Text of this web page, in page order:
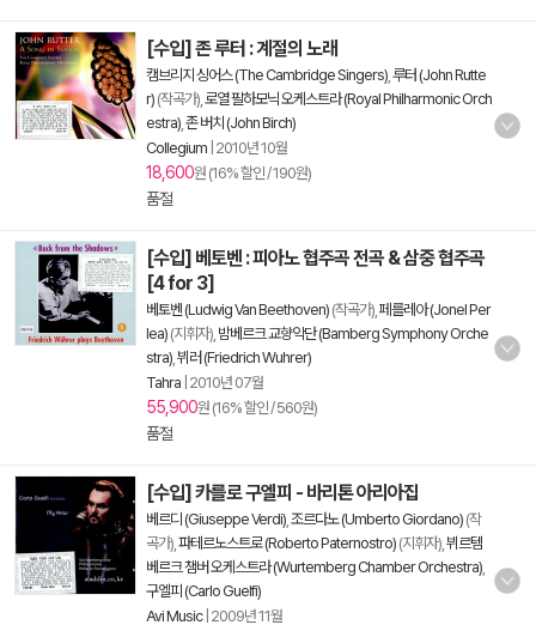
[수입] 존 루터 : 계절의 노래
캠브리지 싱어스 (The Cambridge Singers) 루터 (John Rutte
r) (작곡가), 로열 필하모닉 오케스트라 (Royal Philharmonic Orch
estra) 존 버치 (John Birch)
Collegium 2010년 10월
18,600원 (16% 할인 / 190원)
품절
[수입] 베토벤 : 피아노 협주곡 전곡 & 삼중 협주곡
[4 for 3]
베토벤 (Ludwig Van Beethoven) (작곡가), 페를레아 (Jonel Per
lea) (지휘자), 밤베르크 교향악단 (Bamberg Symphony Orche
stra) 뷔러 (Friedrich Wuhrer)
Tahra 2010년 07월
55,900원 (16% 할인 / 560원)
품절
[수입] 카를로 구엘피 - 바리톤 아리아집
베르디 (Giuseppe Verdi) 조르다노 (Umberto Giordano) (작
곡가), 파테르노스트로 (Roberto Paternostro) (지휘자), 뷔르템
베르크 챔버 오케스트라 (Wurtemberg Chamber Orchestra)
구엘피 (Carlo Guelfi)
Avi Music| 2009년 11월